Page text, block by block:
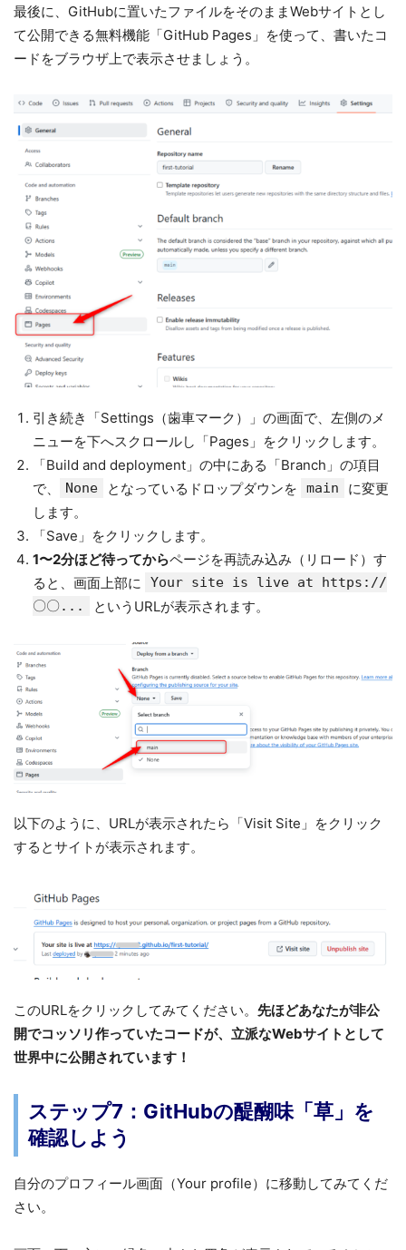
最後に、GitHubに置いたファイルをそのままWebサイトとし
て公開できる無料機能「GitHub Pages」を使って、書いたコ
ードをブラウザ上で表示させましょう。
引き続き「Settings（歯車マーク）」の画面で、左側のメ
ニューを下へスクロールし「Pages」をクリックします。
「Build and deployment」の中にある「Branch」の項目
で、
None となっているドロップダウンを main
に変更
します。
「Save」をクリックします。
1〜2分ほど待ってからページを再読み込み（リロード）す
ると、画面上部に
Your site is live at https://
〇〇...
というURLが表示されます。
以下のように、URLが表示されたら「Visit Site」をクリック
するとサイトが表示されます。
このURLをクリックしてみてください。 先ほどあなたが非公
開でコッソリ作っていたコードが、立派なWebサイトとして
世界中に公開されています！
ステップ7：GitHubの醍醐味「草」を
確認しよう
自分のプロフィール画面（Your profile）に移動してみてくだ
さい。